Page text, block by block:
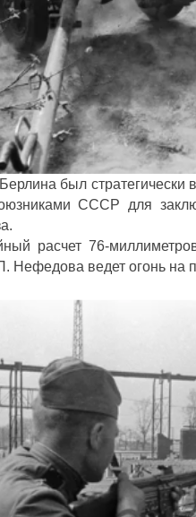
был стратегически
СССР для
расчет 76-
Нефедова ведет огонь на